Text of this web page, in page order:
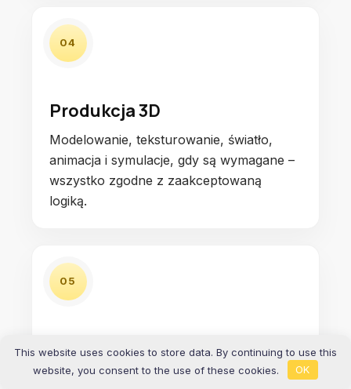
04
Produkcja 3D
Modelowanie, teksturowanie, światło,
animacja i symulacje, gdy są wymagane –
wszystko zgodne z zaakceptowaną
logiką.
05
Rendering i finishing
Wysokiej jakości rendering, compositing,
This website uses cookies to store data. By continuing to use this
website, you consent to the use of these cookies.
OK